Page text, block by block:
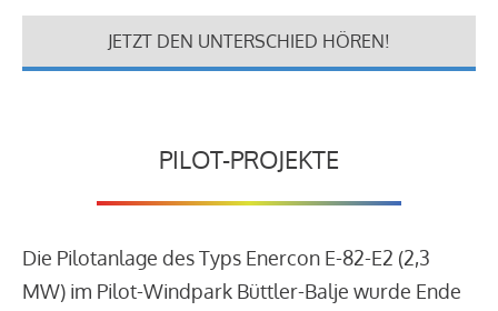
JETZT DEN UNTERSCHIED HÖREN!
PILOT-PROJEKTE
Die Pilotanlage des Typs Enercon E-82-E2 (2,3
MW) im Pilot-Windpark Büttler-Balje wurde Ende